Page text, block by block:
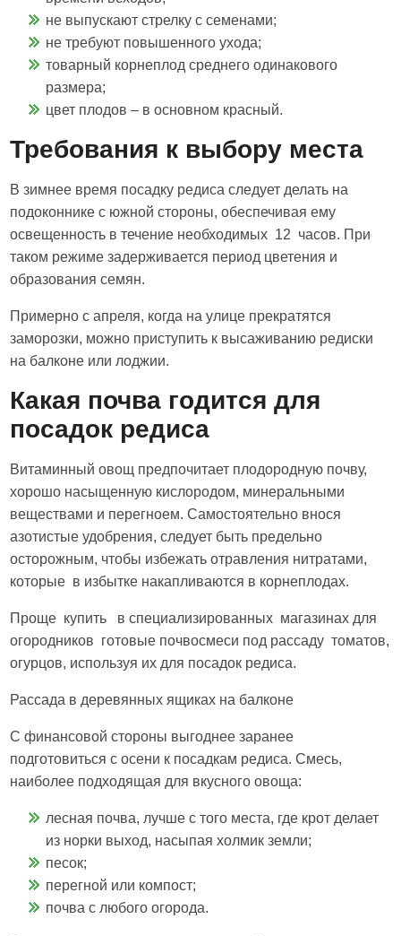
не выпускают стрелку с семенами;
не требуют повышенного ухода;
товарный корнеплод среднего одинакового
размера;
цвет плодов – в основном красный.
Требования к выбору места
В зимнее время посадку редиса следует делать на
подоконнике с южной стороны, обеспечивая ему
освещенность в течение необходимых 12 часов. При
таком режиме задерживается период цветения и
образования семян.
Примерно с апреля, когда на улице прекратятся
заморозки, можно приступить к высаживанию редиски
на балконе или лоджии.
Какая почва годится для
посадок редиса
Витаминный овощ предпочитает плодородную почву,
хорошо насыщенную кислородом, минеральными
веществами и перегноем. Самостоятельно внося
азотистые удобрения, следует быть предельно
осторожным, чтобы избежать отравления нитратами,
которые в избытке накапливаются в корнеплодах.
Проще купить в специализированных магазинах для
огородников готовые почвосмеси под рассаду томатов,
огурцов, используя их для посадок редиса.
Рассада в деревянных ящиках на балконе
С финансовой стороны выгоднее заранее
подготовиться с осени к посадкам редиса. Смесь,
наиболее подходящая для вкусного овоща:
лесная почва, лучше с того места, где крот делает
из норки выход, насыпая холмик земли;
песок;
перегной или компост;
почва с любого огорода.